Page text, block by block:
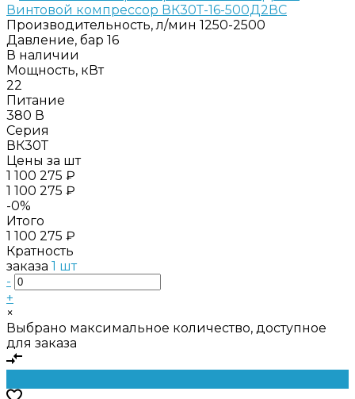
Винтовой компрессор ВК30Т-16-500Д2ВС
Производительность, л/мин 1250-2500
Давление, бар 16
В наличии
Мощность, кВт
22
Питание
380 В
Серия
ВК30Т
Цены за шт
1 100 275 ₽
1 100 275 ₽
-0%
Итого
1 100 275 ₽
Кратность
заказа 1 шт
-
+
×
Выбрано максимальное количество, доступное
для заказа